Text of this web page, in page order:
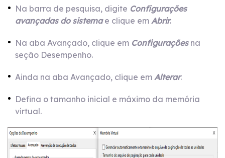
Na barra de pesquisa, digite Configurações
avançadas do sistemae clique em Abrir.
Na aba Avançado, clique em Configuraçõesna
seção Desempenho.
Ainda na aba Avançado, clique em Alterar.
Defina o tamanho inicial e máximo da memória
virtual.